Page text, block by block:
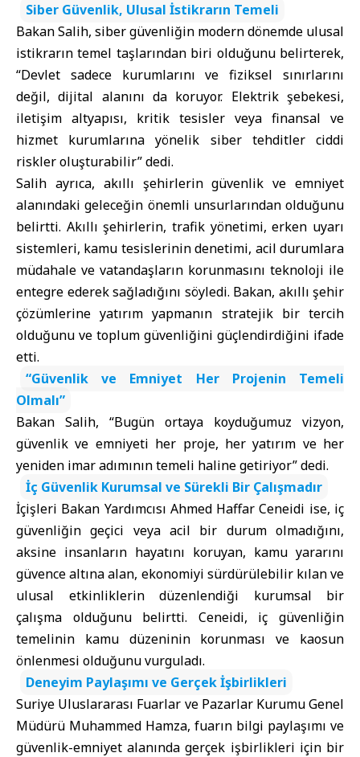
Siber Güvenlik, Ulusal İstikrarın Temeli
Bakan Salih, siber güvenliğin modern dönemde ulusal
istikrarın temel taşlarından biri olduğunu belirterek,
“Devlet sadece kurumlarını ve fiziksel sınırlarını
değil, dijital alanını da koruyor. Elektrik şebekesi,
iletişim altyapısı, kritik tesisler veya finansal ve
hizmet kurumlarına yönelik siber tehditler ciddi
riskler oluşturabilir” dedi.
Salih ayrıca, akıllı şehirlerin güvenlik ve emniyet
alanındaki geleceğin önemli unsurlarından olduğunu
belirtti. Akıllı şehirlerin, trafik yönetimi, erken uyarı
sistemleri, kamu tesislerinin denetimi, acil durumlara
müdahale ve vatandaşların korunmasını teknoloji ile
entegre ederek sağladığını söyledi. Bakan, akıllı şehir
çözümlerine yatırım yapmanın stratejik bir tercih
olduğunu ve toplum güvenliğini güçlendirdiğini ifade
etti.
“Güvenlik ve Emniyet Her Projenin Temeli
Olmalı”
Bakan Salih, “Bugün ortaya koyduğumuz vizyon,
güvenlik ve emniyeti her proje, her yatırım ve her
yeniden imar adımının temeli haline getiriyor” dedi.
İç Güvenlik Kurumsal ve Sürekli Bir Çalışmadır
İçişleri Bakan Yardımcısı Ahmed Haffar Ceneidi ise, iç
güvenliğin geçici veya acil bir durum olmadığını,
aksine insanların hayatını koruyan, kamu yararını
güvence altına alan, ekonomiyi sürdürülebilir kılan ve
ulusal etkinliklerin düzenlendiği kurumsal bir
çalışma olduğunu belirtti. Ceneidi, iç güvenliğin
temelinin kamu düzeninin korunması ve kaosun
önlenmesi olduğunu vurguladı.
Deneyim Paylaşımı ve Gerçek İşbirlikleri
Suriye Uluslararası Fuarlar ve Pazarlar Kurumu Genel
Müdürü Muhammed Hamza, fuarın bilgi paylaşımı ve
güvenlik-emniyet alanında gerçek işbirlikleri için bir